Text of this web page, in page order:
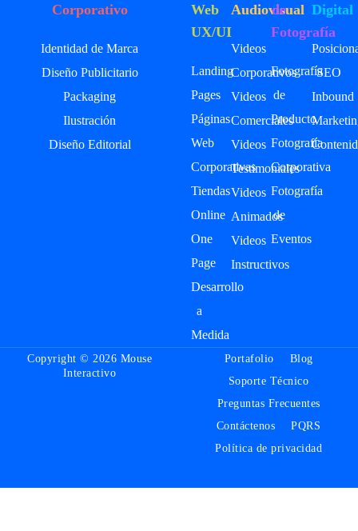
Corporativo
Identidad de Marca
Diseño Publicitario
Packaging
Ilustración
Diseño Editorial
Web
UX/UI
Landing
Pages
Páginas
Web
Corporativas
Tiendas
Online
One
Page
Desarrollo
a
Medida
Audiovisual
Videos
Corporativos
Videos
Comerciales
Videos
Testimoniales
Videos
Animados
Videos
Instructivos
de
Fotografía
Fotografía
de
Producto
Fotografía
Corporativa
Fotografía
de
Eventos
Digital
SEO
Inbound
Copyright © 2026 Mouse
Interactivo
Portafolio
Blog
Soporte Técnico
Preguntas Frecuentes
Contáctenos
PQRS
Política de privacidad